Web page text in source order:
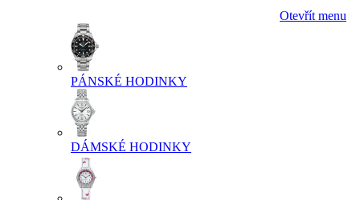
Otevřít menu
PÁNSKÉ HODINKY
DÁMSKÉ HODINKY